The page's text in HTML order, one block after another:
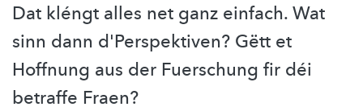
Dat kléngt alles net ganz einfach. Wat
sinn dann d'Perspektiven? Gëtt et
Hoffnung aus der Fuerschung fir déi
betraffe Fraen?